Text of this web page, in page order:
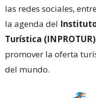
las redes sociales,
la agenda del
Turística (INPROTUR)
promover la oferta
del mundo.